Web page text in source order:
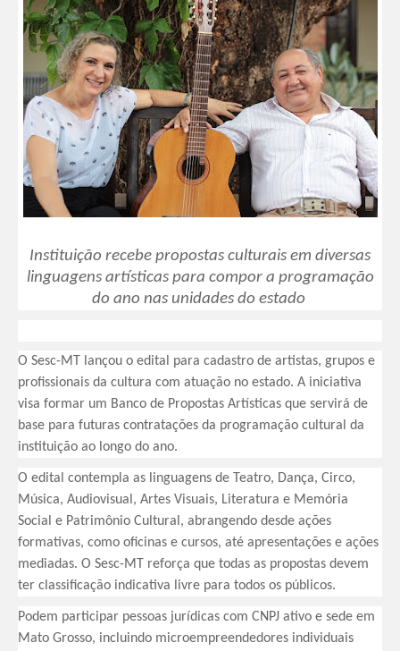
Instituição recebe propostas culturais em diversas
linguagens artísticas para compor a programação
do ano nas unidades do estado
O Sesc-MT lançou o edital para cadastro de artistas, grupos e
profissionais da cultura com atuação no estado. A iniciativa
visa formar um Banco de Propostas Artísticas que servirá de
base para futuras contratações da programação cultural da
instituição ao longo do ano.
O edital contempla as linguagens de Teatro, Dança, Circo,
Música, Audiovisual, Artes Visuais, Literatura e Memória
Social e Patrimônio Cultural, abrangendo desde ações
formativas, como oficinas e cursos, até apresentações e ações
mediadas. O Sesc-MT reforça que todas as propostas devem
ter classificação indicativa livre para todos os públicos.
Podem participar pessoas jurídicas com CNPJ ativo e sede em
Mato Grosso, incluindo microempreendedores individuais